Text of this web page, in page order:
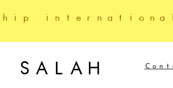
SALAH